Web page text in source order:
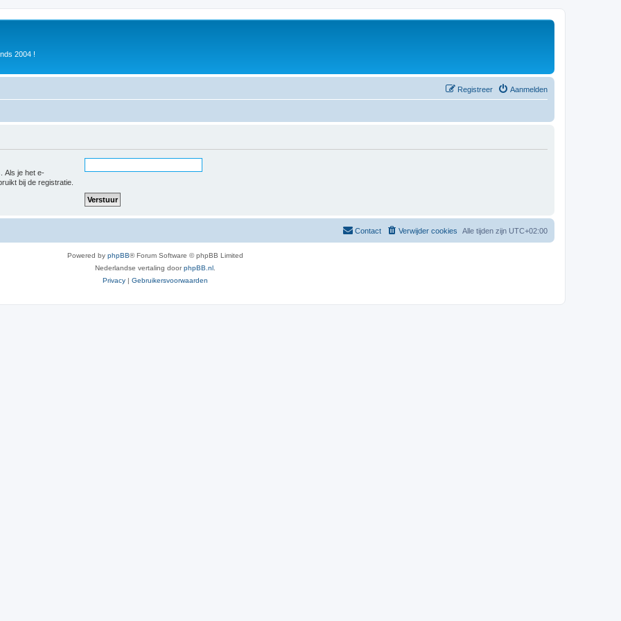
2004 !
Aanmelden
Registreer
Als je het e-
bij de registratie.
Alle tijden zijn UTC+02:00
Verwijder cookies
Contact
Powered by phpBB® Forum Software © phpBB Limited
Nederlandse vertaling doorphpBB.nl
Privacy | Gebruikersvoorwaarden